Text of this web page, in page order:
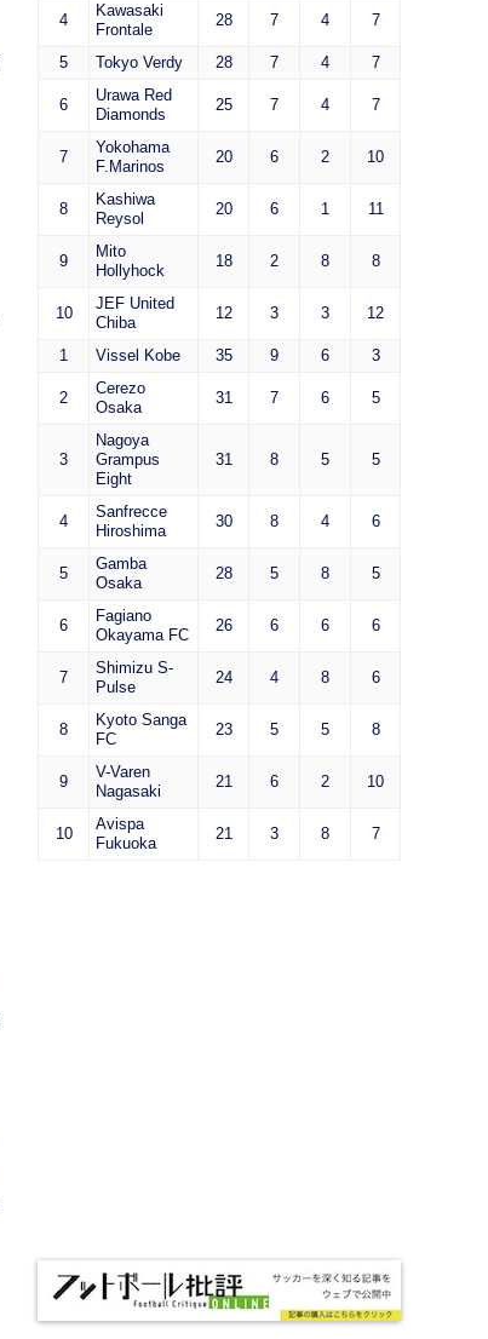
4
Kawasaki
Frontale
28 7 4 7
5 Tokyo Verdy 28 7 4 7
6
Urawa Red
Diamonds
25 7 4 7
7
Yokohama
F.Marinos
20 6 2 10
8
Kashiwa
Reysol
20 6 1 11
9
Mito
Hollyhock
18 2 8 8
10
JEF United
Chiba
12 3 3 12
1 Vissel Kobe 35 9 6 3
2
Cerezo
Osaka
31 7 6 5
3
Nagoya
Grampus
Eight
31 8 5 5
4
Sanfrecce
Hiroshima
30 8 4 6
5
Gamba
Osaka
28 5 8 5
6
Fagiano
Okayama FC
26 6 6 6
7
Shimizu S-
Pulse
24 4 8 6
8
Kyoto Sanga
FC
23 5 5 8
9
V-Varen
Nagasaki
21 6 2 10
10
Avispa
Fukuoka
21 3 8 7